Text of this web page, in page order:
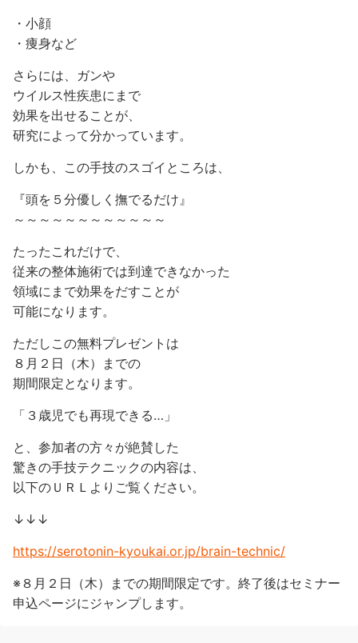
・小顔
・痩身など
さらには、ガンや
ウイルス性疾患にまで
効果を出せることが、
研究によって分かっています。
しかも、この手技のスゴイところは、
『頭を５分優しく撫でるだけ』
～～～～～～～～～～～～
たったこれだけで、
従来の整体施術では到達できなかった
領域にまで効果をだすことが
可能になります。
ただしこの無料プレゼントは
８月２日（木）までの
期間限定となります。
「３歳児でも再現できる…」
と、参加者の方々が絶賛した
驚きの手技テクニックの内容は、
以下のＵＲＬよりご覧ください。
↓↓↓
https://serotonin-kyoukai.or.jp/brain-technic/
※８月２日（木）までの期間限定です。終了後はセミナー
申込ページにジャンプします。